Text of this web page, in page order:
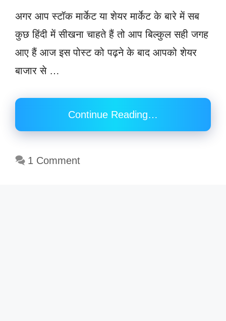
अगर आप स्टॉक मार्केट या शेयर मार्केट के बारे में सब
कुछ हिंदी में सीखना चाहते हैं तो आप बिल्कुल सही जगह
आए हैं आज इस पोस्ट को पढ़ने के बाद आपको शेयर
बाजार से …
Continue Reading…
1 Comment